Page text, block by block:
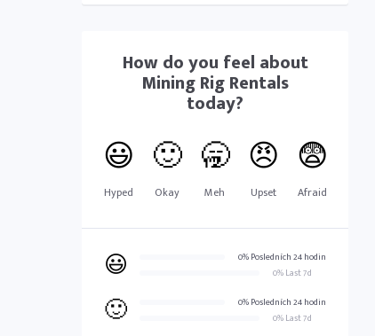
How do you feel about
Mining Rig Rentals
today?
😃
Hyped
🙂
Okay
🥱
Meh
😠
Upset
😨
Afraid
😃
0% Posledních 24 hodin
0% Last 7d
🙂
0% Posledních 24 hodin
0% Last 7d